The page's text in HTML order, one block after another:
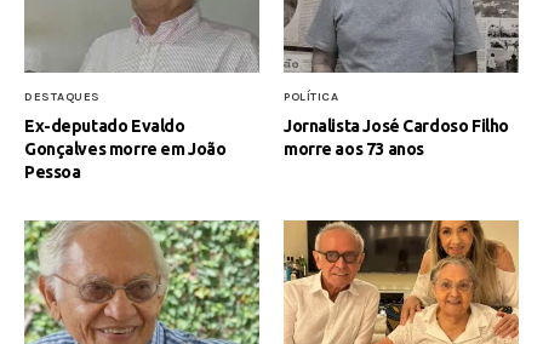
DESTAQUES
Ex-deputado Evaldo
Gonçalves morre em João
Pessoa
POLÍTICA
Jornalista José Cardoso Filho
morre aos 73 anos